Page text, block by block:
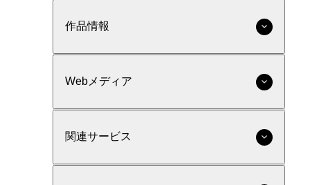
作品情報
Webメディア
関連サービス